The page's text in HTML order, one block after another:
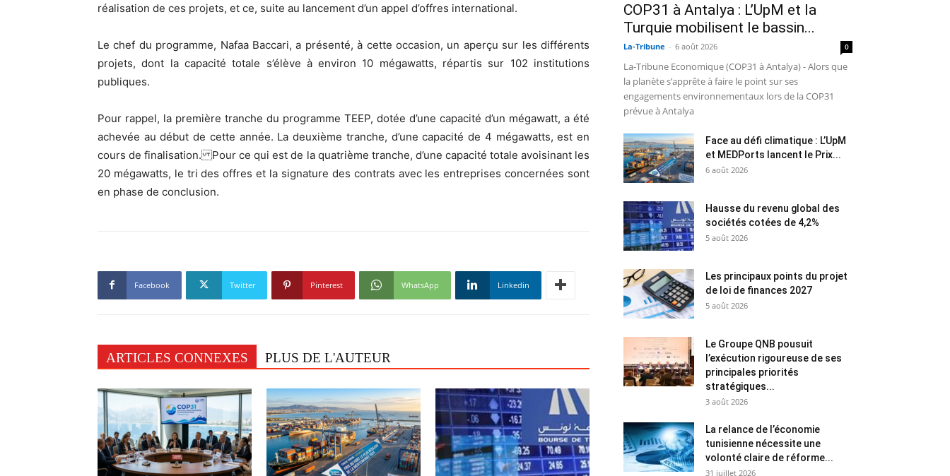
réalisation de ces projets, et ce, suite au lancement d’un appel d’offres international.
Le chef du programme, Nafaa Baccari, a présenté, à cette occasion, un aperçu sur les différents
projets, dont la capacité totale s’élève à environ 10 mégawatts, répartis sur 102 institutions
publiques.
Pour rappel, la première tranche du programme TEEP, dotée d’une capacité d’un mégawatt, a été
achevée au début de cette année. La deuxième tranche, d’une capacité de 4 mégawatts, est en
cours de finalisation. Pour ce qui est de la quatrième tranche, d’une capacité totale avoisinant les
20 mégawatts, le tri des offres et la signature des contrats avec les entreprises concernées sont
en phase de conclusion.
Facebook Twitter Pinterest WhatsApp Linkedin
ARTICLES CONNEXES PLUS DE L'AUTEUR
COP31 à Antalya : L’UpM et la
Turquie mobilisent le bassin...
La-Tribune - 6 août 2026 0
La-Tribune Economique (COP31 à Antalya) - Alors que
la planète s’apprête à faire le point sur ses
engagements environnementaux lors de la COP31
prévue à Antalya
Face au défi climatique : L’UpM
et MEDPorts lancent le Prix...
6 août 2026
Hausse du revenu global des
sociétés cotées de 4,2%
5 août 2026
Les principaux points du projet
de loi de finances 2027
5 août 2026
Le Groupe QNB pousuit
l’exécution rigoureuse de ses
principales priorités
stratégiques...
3 août 2026
La relance de l’économie
tunisienne nécessite une
volonté claire de réforme...
31 juillet 2026